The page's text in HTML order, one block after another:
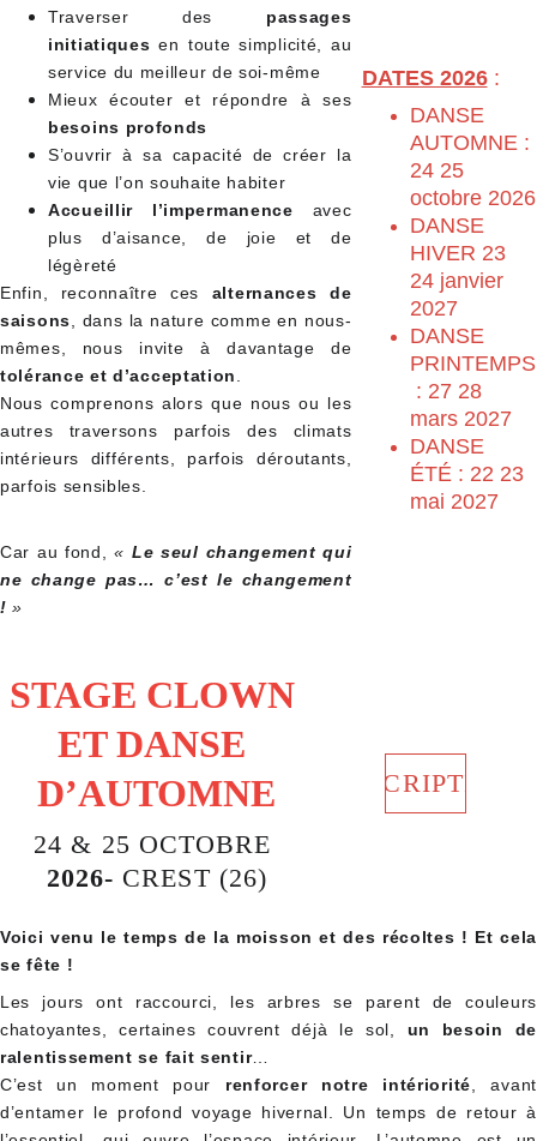
Traverser des passages
initiatiques en toute simplicité, au
service du meilleur de soi-même
Mieux écouter et répondre à ses
besoins profonds
S’ouvrir à sa capacité de créer la
vie que l’on souhaite habiter
Accueillir l’impermanence avec
plus d’aisance, de joie et de
légèreté
Enfin, reconnaître ces alternances de
saisons , dans la nature comme en nous-
mêmes, nous invite à davantage de
tolérance et d’acceptation
Nous comprenons alors que nous ou les
autres traversons parfois des climats
intérieurs différents, parfois déroutants,
parfois sensibles.
Car au fond,« Le seul changement qui
ne change pas… c’est le changement
!»
DATES 2026 :
DANSE
AUTOMNE :
24 25
octobre 2026
DANSE
HIVER 23
24 janvier
2027
DANSE
PRINTEMPS
: 27 28
mars 2027
DANSE
ÉTÉ : 22 23
mai 2027
STAGE CLOWN
ET DANSE
D’AUTOMNE
24 & 25 OCTOBRE
2026- CREST (26)
INSCRIPTION
Voici venu le temps de la moisson et des récoltes ! Et cela
se fête !
Les jours ont raccourci, les arbres se parent de couleurs
chatoyantes, certaines couvrent déjà le sol, un besoin de
ralentissement se fait sentir…
C’est un moment pour renforcer notre intériorité , avant
d’entamer le profond voyage hivernal. Un temps de retour à